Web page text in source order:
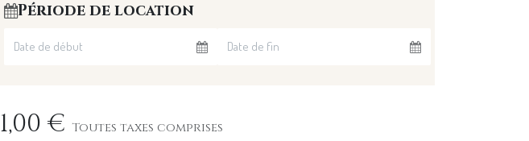
Période de location
1,00 € Toutes taxes comprises